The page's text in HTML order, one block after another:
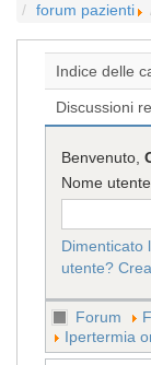
forum pazienti
Indice delle
Discussioni
Benvenuto,
Nome
Dimenticato
utente?
Forum
Ipertermia